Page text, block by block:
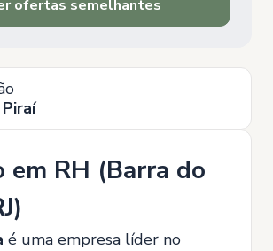
ofertas semelhantes
em RH (Barra do
é uma empresa líder no